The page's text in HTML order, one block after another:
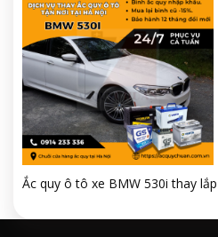
Ắc quy ô tô xe BMW 530i thay